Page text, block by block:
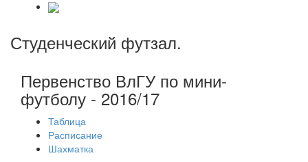
Студенческий футзал.
Первенство ВлГУ по мини-
футболу - 2016/17
Таблица
Расписание
Шахматка